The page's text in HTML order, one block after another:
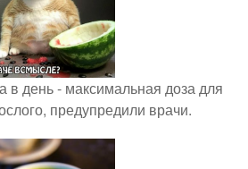
в день - максимальная доза для
предупредили врачи.